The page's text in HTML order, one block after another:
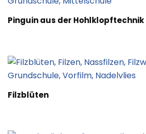
Pinguin aus der Hohlklopftechnik
Filzblüten